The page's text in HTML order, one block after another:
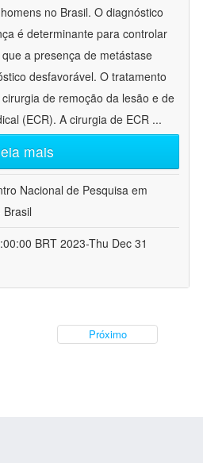
no Brasil. O diagnóstico
é determinante para controlar
a presença de metástase
desfavorável. O tratamento
de remoção da lesão e de
(ECR). A cirurgia de ECR ...
mais
Nacional de Pesquisa em
BRT 2023-Thu Dec 31
Próximo